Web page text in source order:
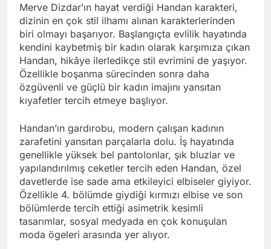
Merve Dizdar’ın hayat verdiği Handan karakteri,
dizinin en çok stil ilhamı alınan karakterlerinden
biri olmayı başarıyor. Başlangıçta evlilik hayatında
kendini kaybetmiş bir kadın olarak karşımıza çıkan
Handan, hikâye ilerledikçe stil evrimini de yaşıyor.
Özellikle boşanma sürecinden sonra daha
özgüvenli ve güçlü bir kadın imajını yansıtan
kıyafetler tercih etmeye başlıyor.
Handan’ın gardırobu, modern çalışan kadının
zarafetini yansıtan parçalarla dolu. İş hayatında
genellikle yüksek bel pantolonlar, şık bluzlar ve
yapılandırılmış ceketler tercih eden Handan, özel
davetlerde ise sade ama etkileyici elbiseler giyiyor.
Özellikle 4. bölümde giydiği kırmızı elbise ve son
bölümlerde tercih ettiği asimetrik kesimli
tasarımlar, sosyal medyada en çok konuşulan
moda ögeleri arasında yer alıyor.